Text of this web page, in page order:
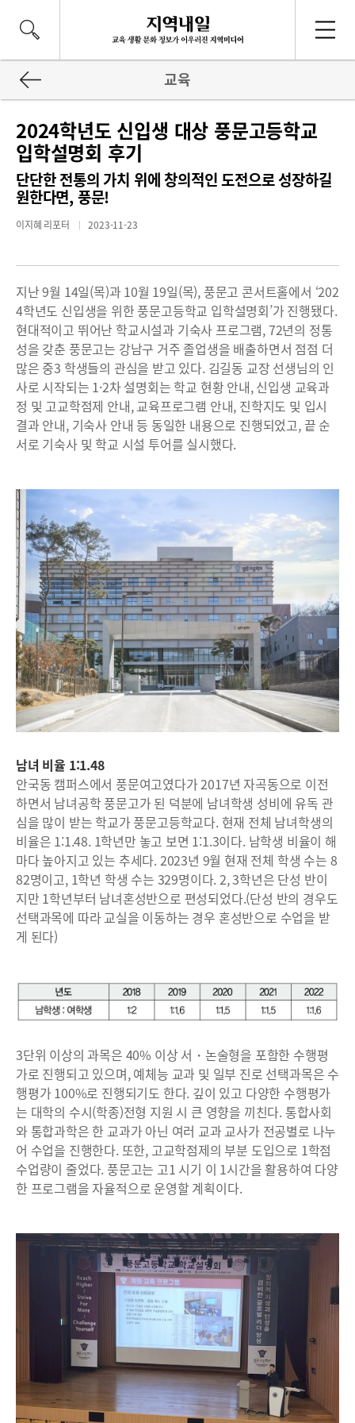
교육
2024학년도 신입생 대상 풍문고등학교
입학설명회 후기
단단한 전통의 가치 위에 창의적인 도전으로 성장하길
원한다면, 풍문!
이지혜 리포터 2023-11-23
지난 9월 14일(목)과 10월 19일(목), 풍문고 콘서트홀에서 ‘202
4학년도 신입생을 위한 풍문고등학교 입학설명회’가 진행됐다.
현대적이고 뛰어난 학교시설과 기숙사 프로그램, 72년의 정통
성을 갖춘 풍문고는 강남구 거주 졸업생을 배출하면서 점점 더
많은 중3 학생들의 관심을 받고 있다. 김길동 교장 선생님의 인
사로 시작되는 1·2차 설명회는 학교 현황 안내, 신입생 교육과
정 및 고교학점제 안내, 교육프로그램 안내, 진학지도 및 입시
결과 안내, 기숙사 안내 등 동일한 내용으로 진행되었고, 끝 순
서로 기숙사 및 학교 시설 투어를 실시했다.
남녀 비율 1:1.48
안국동 캠퍼스에서 풍문여고였다가 2017년 자곡동으로 이전
하면서 남녀공학 풍문고가 된 덕분에 남녀학생 성비에 유독 관
심을 많이 받는 학교가 풍문고등학교다. 현재 전체 남녀학생의
비율은 1:1.48. 1학년만 놓고 보면 1:1.3이다. 남학생 비율이 해
마다 높아지고 있는 추세다. 2023년 9월 현재 전체 학생 수는 8
82명이고, 1학년 학생 수는 329명이다. 2, 3학년은 단성 반이
지만 1학년부터 남녀혼성반으로 편성되었다.(단성 반의 경우도
선택과목에 따라 교실을 이동하는 경우 혼성반으로 수업을 받
게 된다)
3단위 이상의 과목은 40% 이상 서・논술형을 포함한 수행평
가로 진행되고 있으며, 예체능 교과 및 일부 진로 선택과목은 수
행평가 100%로 진행되기도 한다. 깊이 있고 다양한 수행평가
는 대학의 수시(학종)전형 지원 시 큰 영향을 끼친다. 통합사회
와 통합과학은 한 교과가 아닌 여러 교과 교사가 전공별로 나누
어 수업을 진행한다. 또한, 고교학점제의 부분 도입으로 1학점
수업량이 줄었다. 풍문고는 고1 시기 이 1시간을 활용하여 다양
한 프로그램을 자율적으로 운영할 계획이다.